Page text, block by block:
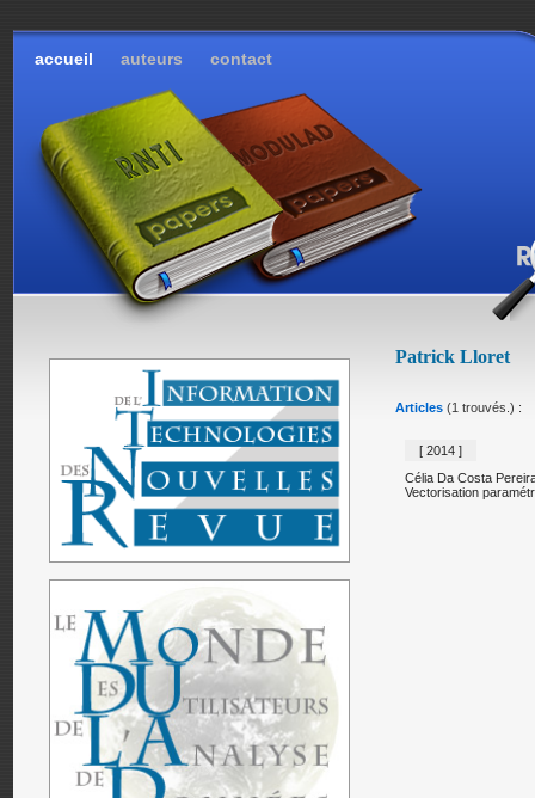
accueil auteurs contact
Patrick Lloret
Articles (1 trouvés.) :
[ 2014 ]
Célia Da Costa
Vectorisation